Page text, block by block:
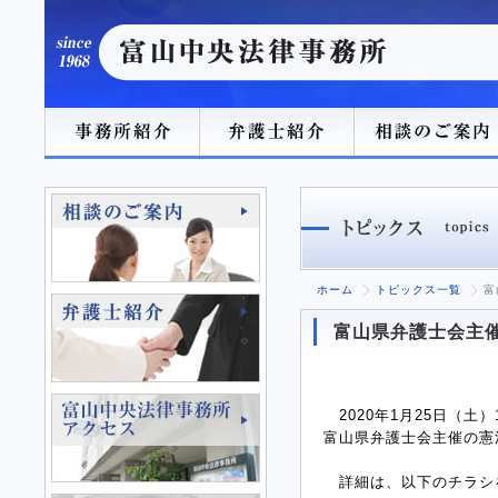
ホーム トピックス一覧 富
富山県弁護士会主
2020年1月25日（土）
富山県弁護士会主催の
詳細は、以下のチラシ